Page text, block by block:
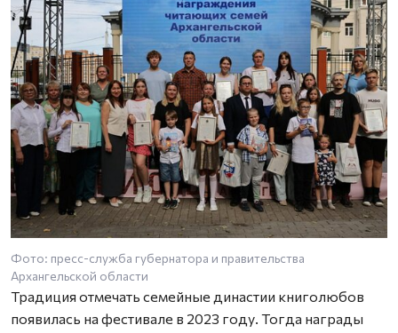
Фото: пресс-служба губернатора и правительства
Архангельской области
Традиция отмечать семейные династии книголюбов
появилась на фестивале в 2023 году. Тогда награды